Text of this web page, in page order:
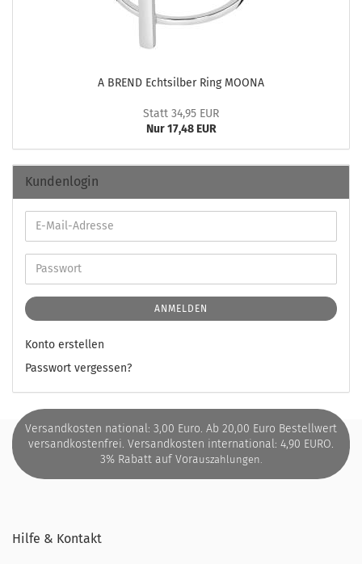
A BREND Echt­sil­ber Ring MOONA
Statt 34,95 EUR
Nur 17,48 EUR
Kundenlogin
ANMELDEN
Konto erstellen
Passwort vergessen?
Versandkosten national: 3,00 Euro. Ab 20,00 Euro Bestellwert
versandkostenfrei. Versandkosten international: 4,90 EURO.
3% Rabatt auf Vorauszahlungen.
Hilfe & Kontakt